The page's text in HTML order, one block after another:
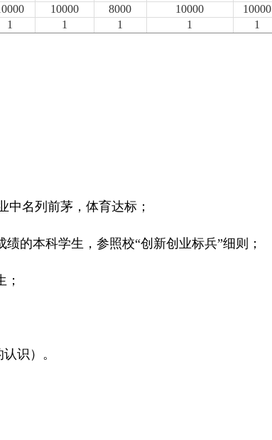
10000 8000 10000 10000
1 1 1 1 1
中名列前茅，体育达标；
的本科学生，参照校“创新创业标兵”细则；
识）。